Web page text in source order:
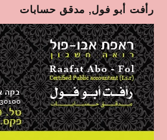
رأفت أبو فول, مدقق حسابات